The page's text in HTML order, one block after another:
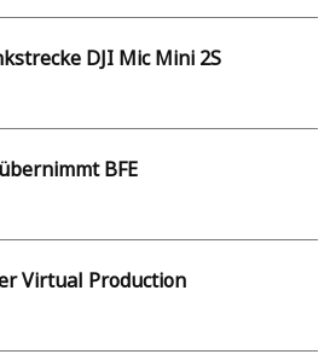
DJI Mic Mini 2S
BFE
Virtual Production